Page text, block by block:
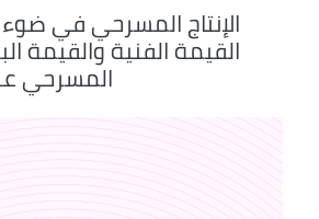
الإنتاج المسرحي في ضوء
القيمة الفنية والقيمة
المسرحي